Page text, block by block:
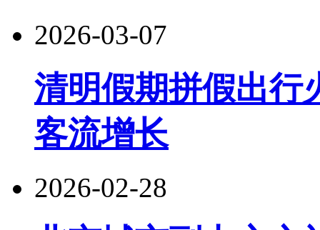
2026-03-07
清明假期拼假出行
客流增长
2026-02-28